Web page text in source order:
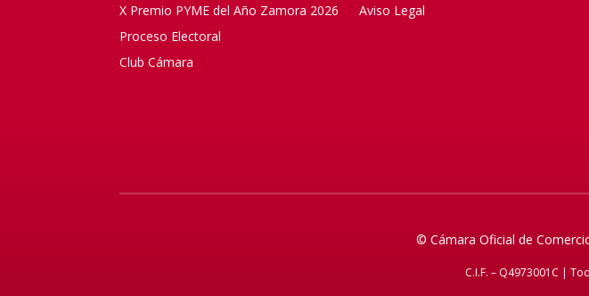
X Premio PYME del Año Zamora 2026
Proceso Electoral
Club Cámara
Aviso Legal
© Cámara Oficial de
C.I.F. – Q4973001C |